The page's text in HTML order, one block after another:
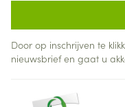
Door op inschrijven te
nieuwsbrief en gaat u